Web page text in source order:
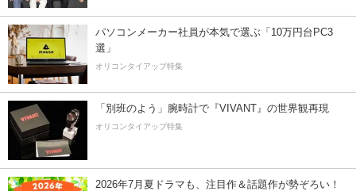
パソコンメーカー社員が本気で選ぶ「10万円台PC3
選」
オリコンタイアップ特集
「別班のよう」腕時計で『VIVANT』の世界観再現
オリコンタイアップ特集
2026年7月夏ドラマも、注目作＆話題作が勢ぞろい！